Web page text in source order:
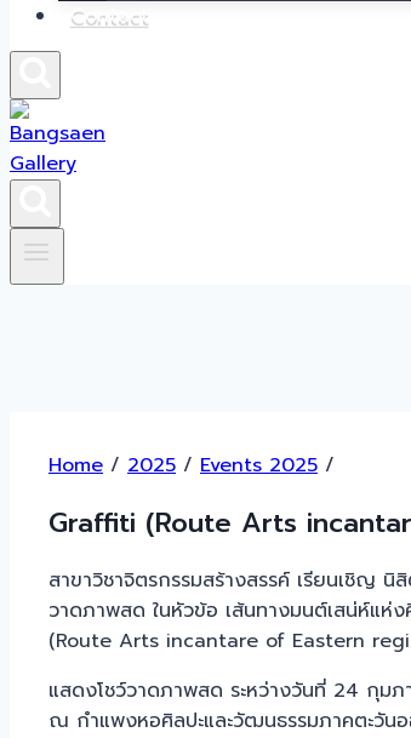
Contact
Home / 2025 / Events 2025 /
Graffiti (Route Arts
สาขาวิชาจิตรกรรมสร้างสรรค์ เรียนเชิญ นิ
วาดภาพสด ในหัวข้อ เส้นทางมนต์เสน่ห์แห่
(Route Arts incantare of Eastern
แสดงโชว์วาดภาพสด ระหว่างวันที่ 24 กุม
ณ กำแพงหอศิลปะและวัฒนธรรมภาคตะวัน